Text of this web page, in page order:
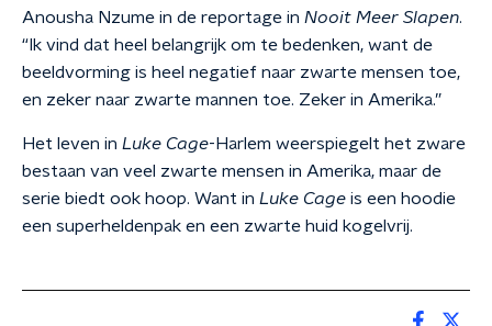
Anousha Nzume in de reportage in Nooit Meer Slapen.
“ Ik vind dat heel belangrijk om te bedenken, want de
beeldvorming is heel negatief naar zwarte mensen toe,
en zeker naar zwarte mannen toe. Zeker in Amerika.”
Het leven in Luke Cage-Harlem weerspiegelt het zware
bestaan van veel zwarte mensen in Amerika, maar de
serie biedt ook hoop. Want in Luke Cage is een hoodie
een superheldenpak en een zwarte huid kogelvrij.